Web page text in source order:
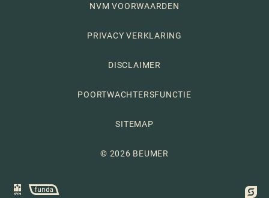
NVM VOORWAARDEN
PRIVACY VERKLARING
DISCLAIMER
POORTWACHTERSFUNCTIE
SITEMAP
© 2026 BEUMER